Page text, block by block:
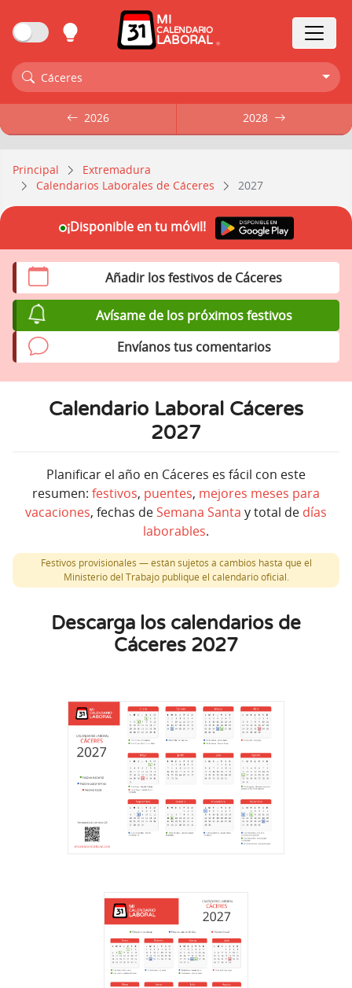
MI
CALENDARIO
LABORAL
Cáceres
Principal
Extremadura
Calendarios Laborales de Cáceres
2027
Calendario Laboral Cáceres
2027
Planificar el año en Cáceres es fácil con este
resumen: festivos, puentes, mejores meses para
vacaciones, fechas de Semana Santa y total de días
laborables.
Festivos provisionales — están sujetos a cambios hasta que el
Ministerio del Trabajo publique el calendario oficial.
Descarga los calendarios de
Cáceres 2027
2026 2028
2026 2028
Añadir los festivos de Cáceres
Avísame de los próximos festivos
Envíanos tus comentarios
¡Disponible en tu móvil!